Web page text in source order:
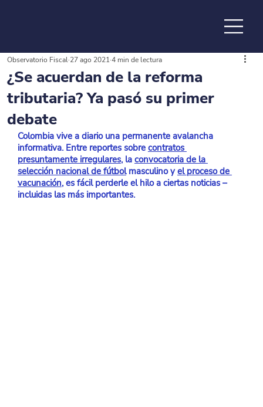
de la
¿Se acuerdan de la reforma
tributaria? Ya pasó su primer
debate
Observatorio Fiscal 27 ago 20214 min de lectura
Colombia vive a diario una permanente avalancha
informativa. Entre reportes sobre contratos
presuntamente irregulares, la convocatoria de la
selección nacional de fútbol masculino y el proceso de
vacunación, es fácil perderle el hilo a ciertas noticias –
incluidas las más importantes.